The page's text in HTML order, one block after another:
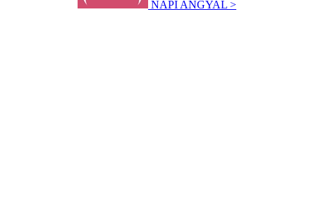
NAPI ANGYAL >